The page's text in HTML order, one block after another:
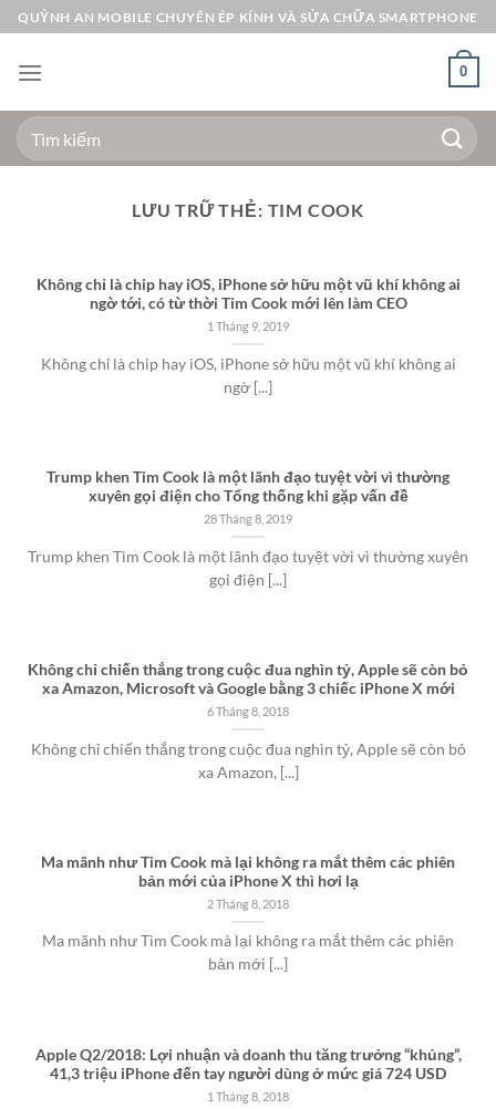
Bỏ
qua
nội
QUỲNH AN MOBILE CHUYÊN ÉP KÍNH VÀ SỬA CHỮA SMARTPHONE
0
Tìm
kiếm:
LƯU TRỮ THẺ: TIM COOK
Không chỉ là chip hay iOS, iPhone sở hữu một vũ khí không ai
ngờ tới, có từ thời Tim Cook mới lên làm CEO
1 Tháng 9, 2019
Không chỉ là chip hay iOS, iPhone sở hữu một vũ khí không ai
ngờ [...]
Trump khen Tim Cook là một lãnh đạo tuyệt vời vì thường
xuyên gọi điện cho Tổng thống khi gặp vấn đề
28 Tháng 8, 2019
Trump khen Tim Cook là một lãnh đạo tuyệt vời vì thường xuyên
gọi điện [...]
Không chỉ chiến thắng trong cuộc đua nghìn tỷ, Apple sẽ còn bỏ
xa Amazon, Microsoft và Google bằng 3 chiếc iPhone X mới
6 Tháng 8, 2018
Không chỉ chiến thắng trong cuộc đua nghìn tỷ, Apple sẽ còn bỏ
xa Amazon, [...]
Ma mãnh như Tim Cook mà lại không ra mắt thêm các phiên
bản mới của iPhone X thì hơi lạ
2 Tháng 8, 2018
Ma mãnh như Tim Cook mà lại không ra mắt thêm các phiên
bản mới [...]
Apple Q2/2018: Lợi nhuận và doanh thu tăng trưởng “khủng”,
41,3 triệu iPhone đến tay người dùng ở mức giá 724 USD
1 Tháng 8, 2018